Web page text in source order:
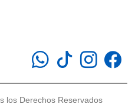
los Derechos Reservados